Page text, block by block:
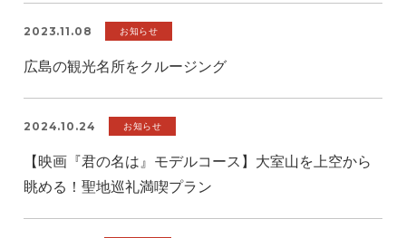
2023.11.08 お知らせ
広島の観光名所をクルージング
2024.10.24 お知らせ
【映画『君の名は』モデルコース】大室山を上空から
眺める！聖地巡礼満喫プラン